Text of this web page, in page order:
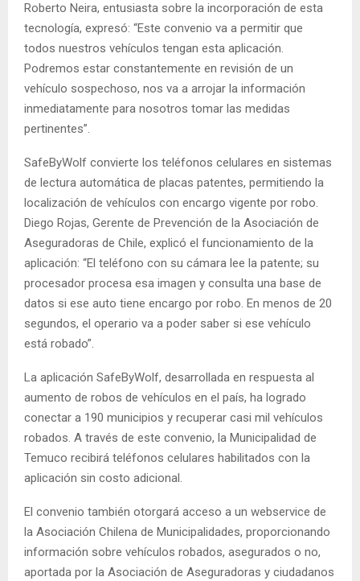
Roberto Neira, entusiasta sobre la incorporación de esta
tecnología, expresó: “Este convenio va a permitir que
todos nuestros vehículos tengan esta aplicación.
Podremos estar constantemente en revisión de un
vehículo sospechoso, nos va a arrojar la información
inmediatamente para nosotros tomar las medidas
pertinentes”.
SafeByWolf convierte los teléfonos celulares en sistemas
de lectura automática de placas patentes, permitiendo la
localización de vehículos con encargo vigente por robo.
Diego Rojas, Gerente de Prevención de la Asociación de
Aseguradoras de Chile, explicó el funcionamiento de la
aplicación: “El teléfono con su cámara lee la patente; su
procesador procesa esa imagen y consulta una base de
datos si ese auto tiene encargo por robo. En menos de 20
segundos, el operario va a poder saber si ese vehículo
está robado”.
La aplicación SafeByWolf, desarrollada en respuesta al
aumento de robos de vehículos en el país, ha logrado
conectar a 190 municipios y recuperar casi mil vehículos
robados. A través de este convenio, la Municipalidad de
Temuco recibirá teléfonos celulares habilitados con la
aplicación sin costo adicional.
El convenio también otorgará acceso a un webservice de
la Asociación Chilena de Municipalidades, proporcionando
información sobre vehículos robados, asegurados o no,
aportada por la Asociación de Aseguradoras y ciudadanos